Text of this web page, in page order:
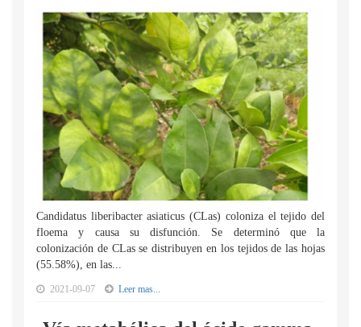
Candidatus liberibacter asiaticus (CLas) coloniza el tejido del
floema y causa su disfunción. Se determinó que la
colonización de CLas se distribuyen en los tejidos de las hojas
(55.58%), en las...
2021-09-07 Leer mas...